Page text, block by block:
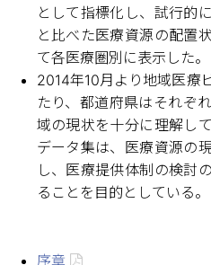
として指標化し、試行的
と比べた医療資源の配置
て各医療圏別に表示した。
2014年10月より地域医療
たり、都道府県はそれぞ
域の現状を十分に理解し
データ集は、医療資源の
し、医療提供体制の検討
ることを目的としている。
序章